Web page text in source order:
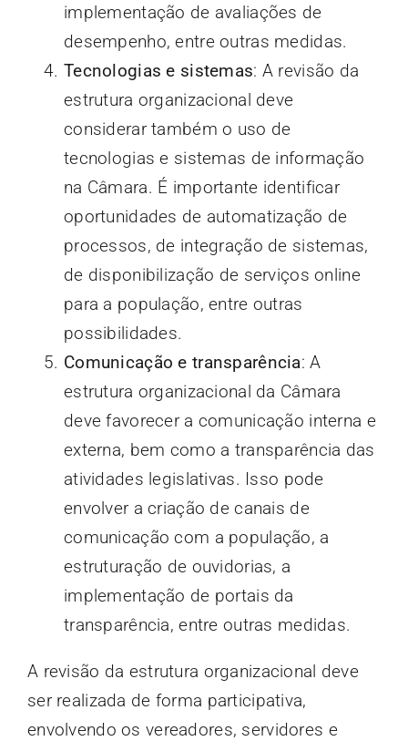
implementação de avaliações de
desempenho, entre outras medidas.
Tecnologias e sistemas: A revisão da
estrutura organizacional deve
considerar também o uso de
tecnologias e sistemas de informação
na Câmara. É importante identificar
oportunidades de automatização de
processos, de integração de sistemas,
de disponibilização de serviços online
para a população, entre outras
possibilidades.
Comunicação e transparência: A
estrutura organizacional da Câmara
deve favorecer a comunicação interna e
externa, bem como a transparência das
atividades legislativas. Isso pode
envolver a criação de canais de
comunicação com a população, a
estruturação de ouvidorias, a
implementação de portais da
transparência, entre outras medidas.
A revisão da estrutura organizacional deve
ser realizada de forma participativa,
envolvendo os vereadores, servidores e